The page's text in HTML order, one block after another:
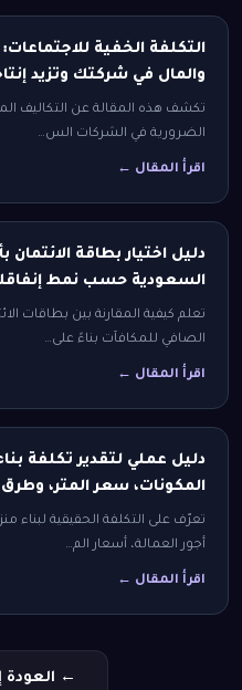
التكلفة الخفية
والمال في شركتك وتزيد
تكشف هذه المقالة عن التكاليف
الضرورية في الشركات الس…
اقرأ المقال ←
دليل اختيار بطاقة
السعودية حسب نمط
تعلم كيفية المقارنة بين بطاقات
الصافي للمكافآت بناءً على…
اقرأ المقال ←
المكونات، سعر المتر، وطرق
أجور العمالة، أسعار الم…
اقرأ المقال ←
← العودة